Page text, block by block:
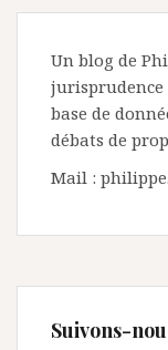
Un blog de
jurisprudence
base de
débats de
Mail :
Suivons-